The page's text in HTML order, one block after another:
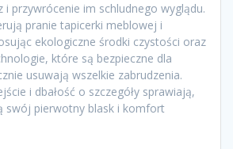
i przywrócenie im schludnego wyglądu.
pranie tapicerki meblowej i
ekologiczne środki czystości oraz
które są bezpieczne dla
usuwają wszelkie zabrudzenia.
i dbałość o szczegóły sprawiają,
swój pierwotny blask i komfort